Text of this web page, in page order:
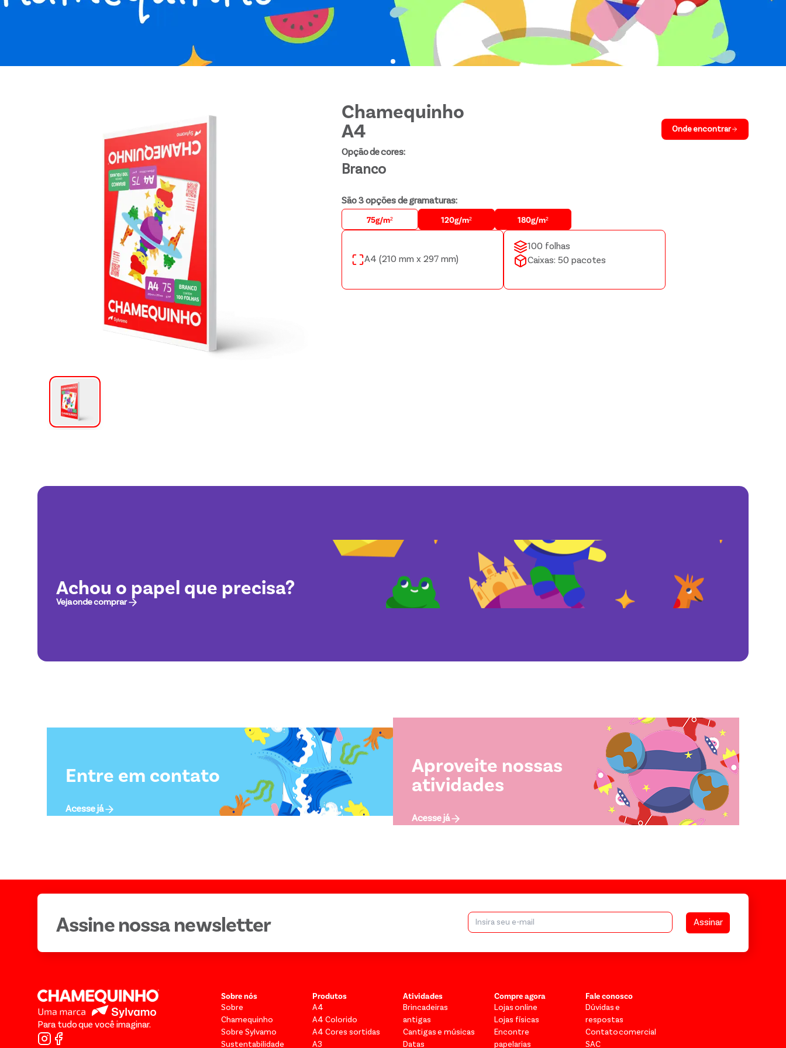
Chamequinho
A4
Onde encontrar
Opção de cores:
Branco
São 3 opções de gramaturas:
75g/m² 120g/m² 180g/m²
A4 (210 mm x 297 mm)
100 folhas
Caixas: 50 pacotes
Achou o papel que precisa?
Veja onde comprar
Entre em contato
Acesse já
Aproveite nossas
atividades
Acesse já
Assine nossa newsletter Assinar
Para tudo que você imaginar.
Sobre nós
Sobre
Chamequinho
Sobre Sylvamo
Sustentabilidade
Produtos
A4
A4 Colorido
A4 Cores sortidas
A3
Atividades
Brincadeiras
antigas
Cantigas e músicas
Datas
Compre agora
Lojas online
Lojas físicas
Encontre
papelarias
Fale conosco
Dúvidas e
respostas
Contato comercial
SAC